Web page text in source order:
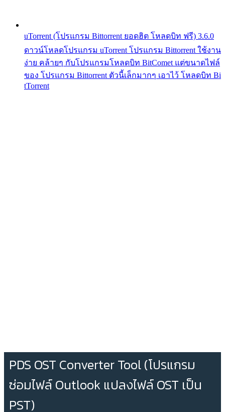
uTorrent (โปรแกรม Bittorrent ยอดฮิต โหลดบิท ฟรี) 3.6.0
ดาวน์โหลดโปรแกรม uTorrent โปรแกรม Bittorrent ใช้งาน
ง่าย คล้ายๆ กับโปรแกรมโหลดบิท BitComet แต่ขนาดไฟล์
ของ โปรแกรม Bittorrent ตัวนี้เล็กมากๆ เอาไว้ โหลดบิท Bi
tTorrent
PDS OST Converter Tool (โปรแกรม
ซ่อมไฟล์ Outlook แปลงไฟล์ OST เป็น
PST)